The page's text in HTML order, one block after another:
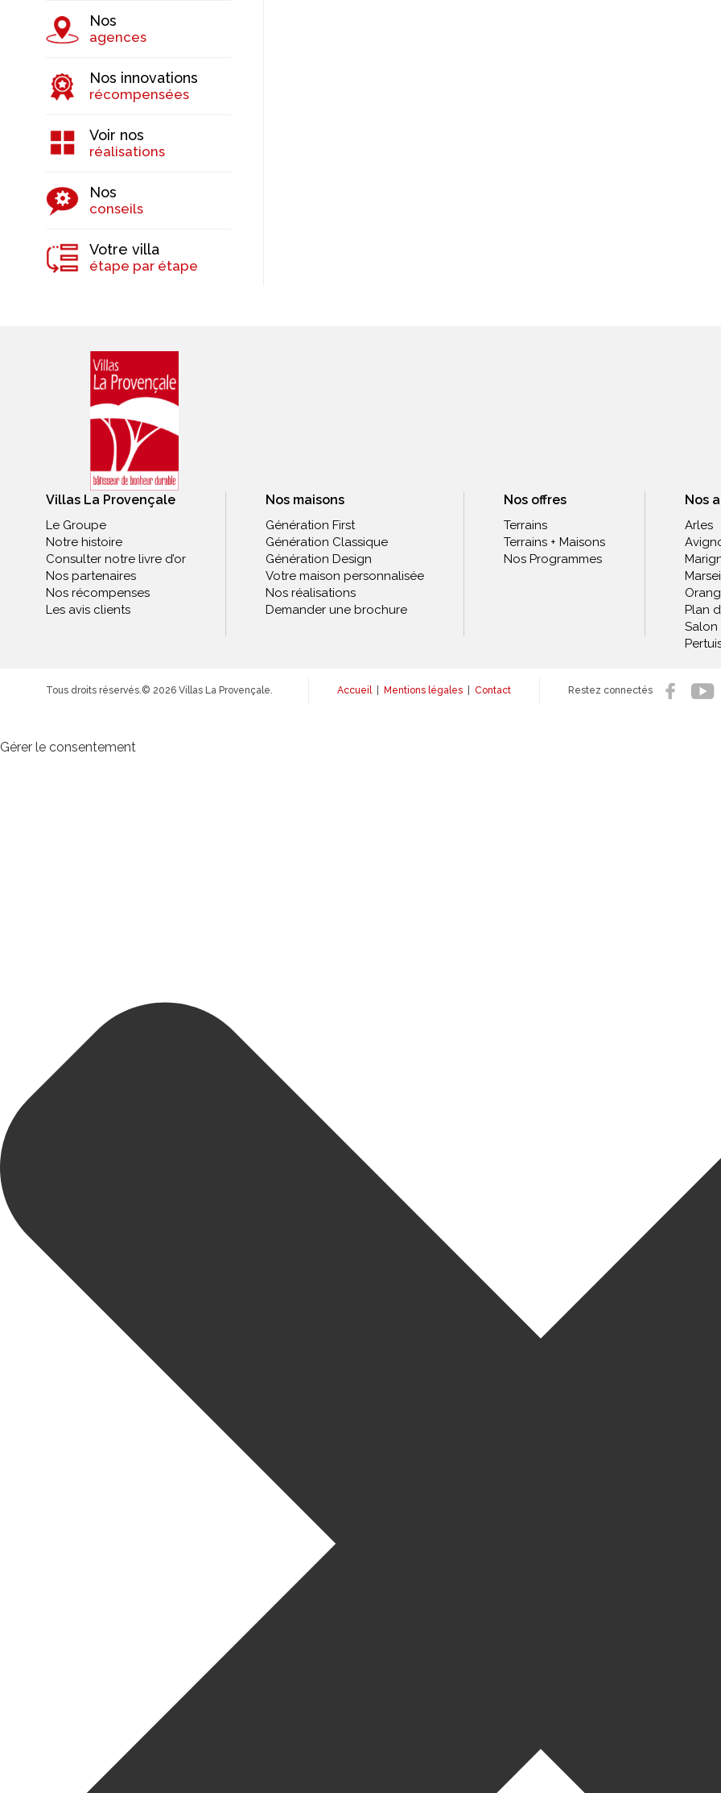
Nos
agences
Nos innovations
récompensées
Voir nos
réalisations
Nos
conseils
Votre villa
étape par étape
Villas La Provençale
Le Groupe
Notre histoire
Consulter notre livre d’or
Nos partenaires
Nos récompenses
Les avis clients
Nos maisons
Génération First
Génération Classique
Génération Design
Votre maison personnalisée
Nos réalisations
Demander une brochure
Nos offres
Terrains
Terrains + Maisons
Nos Programmes
Nos
Arles
Plan
Salon
© 2026 Villas La Provençale.
Tous droits réservés. Accueil| Mentions légales Contact Restez connectés
Gérer le consentement